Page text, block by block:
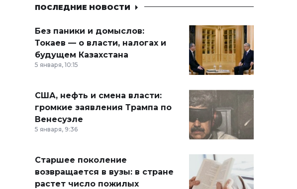
ПОСЛЕДНИЕ НОВОСТИ
Без паники и домыслов:
Токаев — о власти, налогах и
будущем Казахстана
5 января, 10:15
США, нефть и смена власти:
громкие заявления Трампа по
Венесуэле
5 января, 9:36
Старшее поколение
возвращается в вузы: в стране
растет число пожилых